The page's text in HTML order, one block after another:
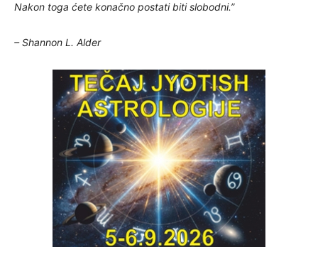
Nakon toga ćete konačno postati biti slobodni.”
– Shannon L. Alder